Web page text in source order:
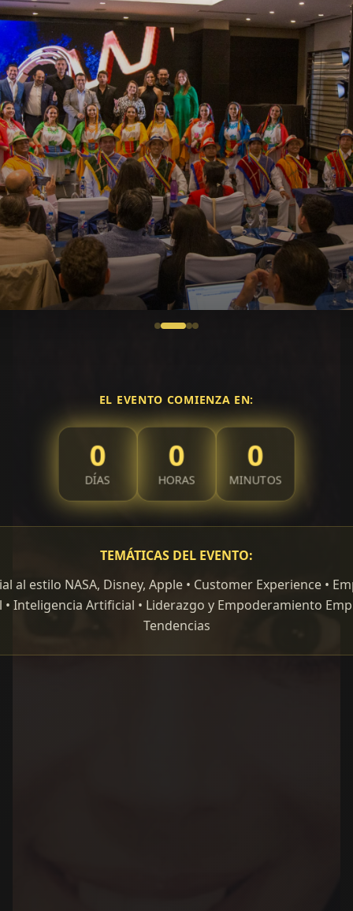
EL EVENTO COMIENZA EN:
0
DÍAS
0
HORAS
0
MINUTOS
TEMÁTICAS DEL EVENTO:
al estilo NASA, Disney, Apple • Customer Experience •
• Inteligencia Artificial • Liderazgo y Empoderamiento
Tendencias